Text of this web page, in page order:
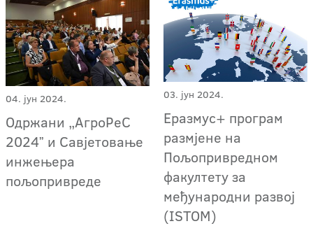
04. јун 2024.
Одржани „АгроРеС
2024ˮ и Савјетовање
инжењера
пољопривреде
03. јун 2024.
Еразмус+ програм
размјене на
Пољопривредном
факултету за
међународни развој
(ISTOM)